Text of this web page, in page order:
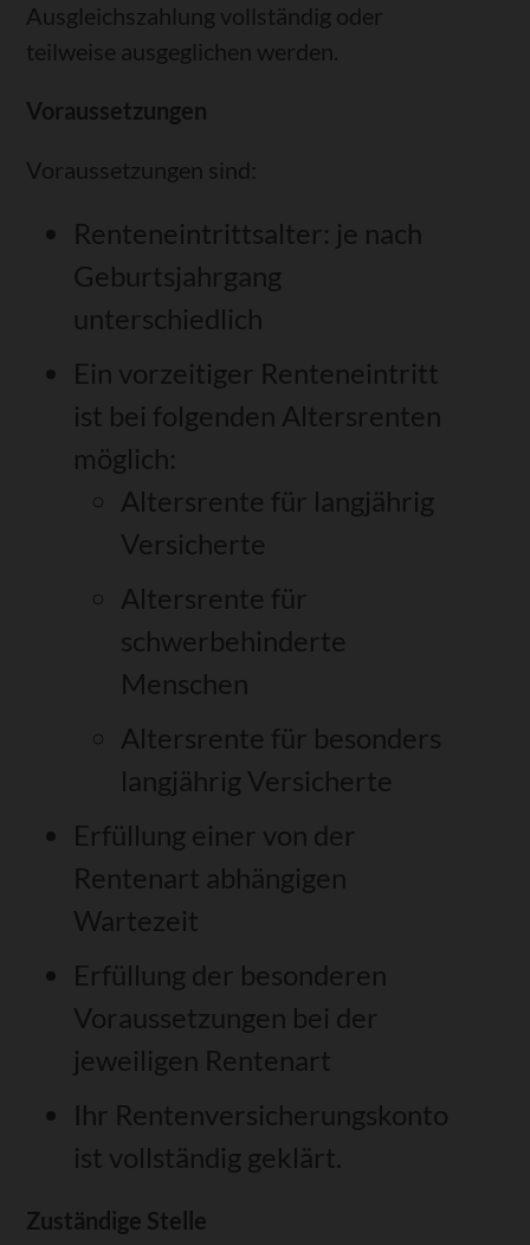
Ausgleichszahlung vollständig oder
teilweise ausgeglichen werden.
Voraussetzungen
Voraussetzungen sind:
Renteneintrittsalter: je nach
Geburtsjahrgang
unterschiedlich
Ein vorzeitiger Renteneintritt
ist bei folgenden Altersrenten
möglich:
Altersrente für langjährig
Versicherte
Altersrente für
schwerbehinderte
Menschen
Altersrente für besonders
langjährig Versicherte
Erfüllung einer von der
Rentenart abhängigen
Wartezeit
Erfüllung der besonderen
Voraussetzungen bei der
jeweiligen Rentenart
Ihr Rentenversicherungskonto
ist vollständig geklärt.
Zuständige Stelle